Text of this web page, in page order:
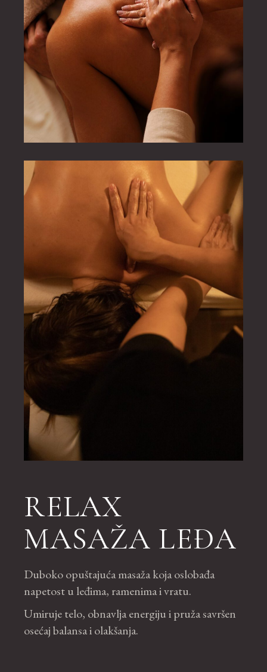
RELAX
MASAŽA LEĐA
Duboko opuštajuća masaža koja oslobađa
napetost u leđima, ramenima i vratu.
Umiruje telo, obnavlja energiju i pruža savršen
osećaj balansa i olakšanja.